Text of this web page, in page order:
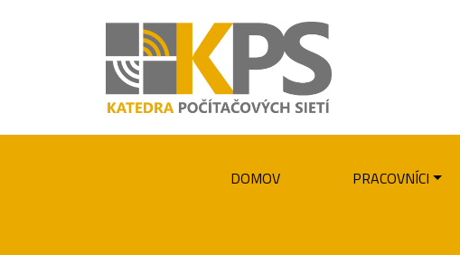
DOMOV PRACOVNÍCI